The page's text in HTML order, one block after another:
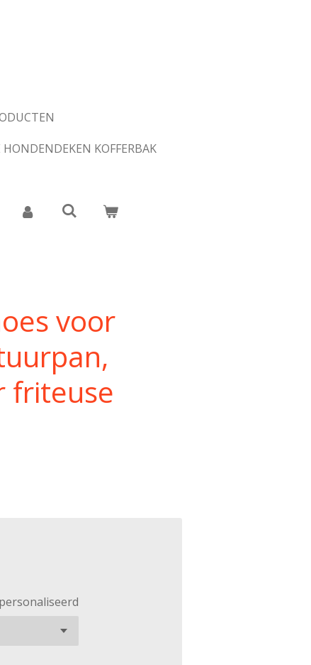
KOFFERBAK
voor
friteuse